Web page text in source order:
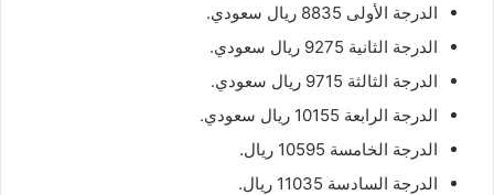
الدرجة الأولى 8835 ريال سعودي.
الدرجة الثانية 9275 ريال سعودي.
الدرجة الثالثة 9715 ريال سعودي.
الدرجة الرابعة 10155 ريال سعودي.
الدرجة الخامسة 10595 ريال.
الدرجة السادسة 11035 ريال.